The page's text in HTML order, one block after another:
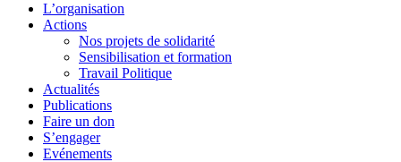
L’organisation
Actions
Nos projets de solidarité
Sensibilisation et formation
Travail Politique
Actualités
Publications
Faire un don
S’engager
Evénements